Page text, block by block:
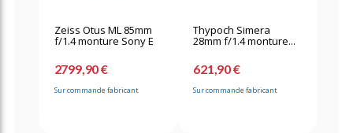
Zeiss Otus ML 85mm
f/1.4 monture Sony E
2799,90 €
Sur commande fabricant
Thypoch Simera
28mm f/1.4 monture...
621,90 €
Sur commande fabricant